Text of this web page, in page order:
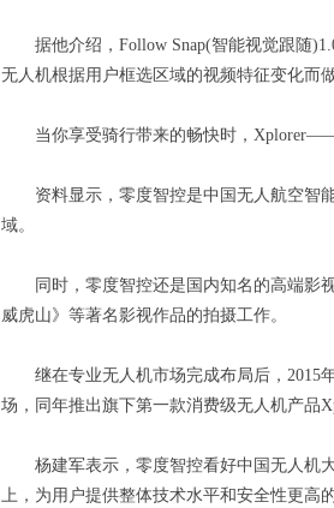
据他介绍，Follow Snap(智能视觉跟随
无人机根据用户框选区域的视频特征变化而
当你享受骑行带来的畅快时，
资料显示，零度智控是中国无人航空智能
域。
同时，零度智控还是国内知名的高端影视
威虎山》等著名影视作品的拍摄工作。
继在专业无人机市场完成布局后，2015
场，同年推出旗下第一款消费级无人机产品
杨建军表示，零度智控看好中国无人机大
上，为用户提供整体技术水平和安全性更高的